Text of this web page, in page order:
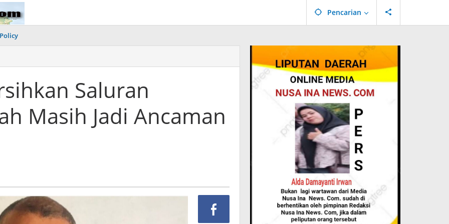
Pencarian
Saluran
Masih Jadi Ancaman